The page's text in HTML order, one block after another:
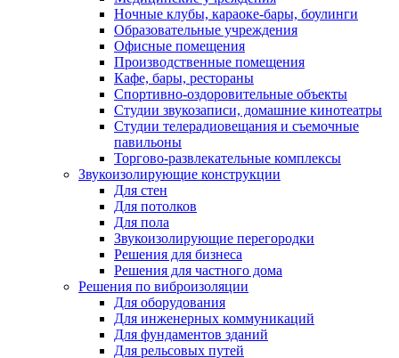
Ночные клубы, караоке-бары, боулинги
Образовательные учреждения
Офисные помещения
Производственные помещения
Кафе, бары, рестораны
Спортивно-оздоровительные объекты
Студии звукозаписи, домашние кинотеатры
Студии телерадиовещания и съемочные
павильоны
Торгово-развлекательные комплексы
Звукоизолирующие конструкции
Для стен
Для потолков
Для пола
Звукоизолирующие перегородки
Решения для бизнеса
Решения для частного дома
Решения по виброизоляции
Для оборудования
Для инженерных коммуникаций
Для фундаментов зданий
Для рельсовых путей